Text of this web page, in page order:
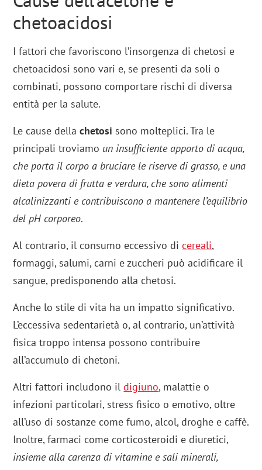
chetoacidosi
I fattori che favoriscono l’insorgenza di chetosi e
chetoacidosi sono vari e, se presenti da soli o
combinati, possono comportare rischi di diversa
entità per la salute.
Le cause dellachetosi sono molteplici. Tra le
principali troviamo un insufficiente apporto di acqua,
che porta il corpo a bruciare le riserve di grasso, e una
dieta povera di frutta e verdura, che sono alimenti
alcalinizzanti e contribuiscono a mantenere l’equilibrio
del pH corporeo.
Al contrario, il consumo eccessivo dicereali,
formaggi, salumi, carni e zuccheri può acidificare il
sangue, predisponendo alla chetosi.
Anche lo stile di vita ha un impatto significativo.
L’eccessiva sedentarietà o, al contrario, un’attività
fisica troppo intensa possono contribuire
all’accumulo di chetoni.
Altri fattori includono ildigiuno, malattie o
infezioni particolari, stress fisico o emotivo, oltre
all’uso di sostanze come fumo, alcol, droghe e caffè.
Inoltre, farmaci come corticosteroidi e diuretici,
insieme alla carenza di vitamine e sali minerali,